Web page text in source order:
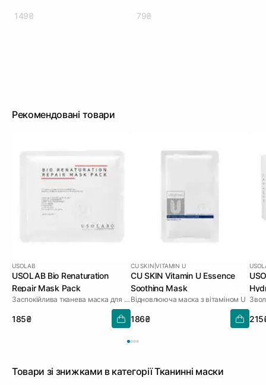
149₴ 79₴
Рекомендовані товари
USOLAB
USOLAB Bio Renaturation
Repair Mask Pack
Заспокійлива тканева маска для обличчя
185₴
CU SKIN |VITAMIN U
CU SKIN Vitamin U Essence
Soothing Mask
Відновлююча маска з вітаміном U
186₴
Товари зі знижками в категорії Тканинні маски